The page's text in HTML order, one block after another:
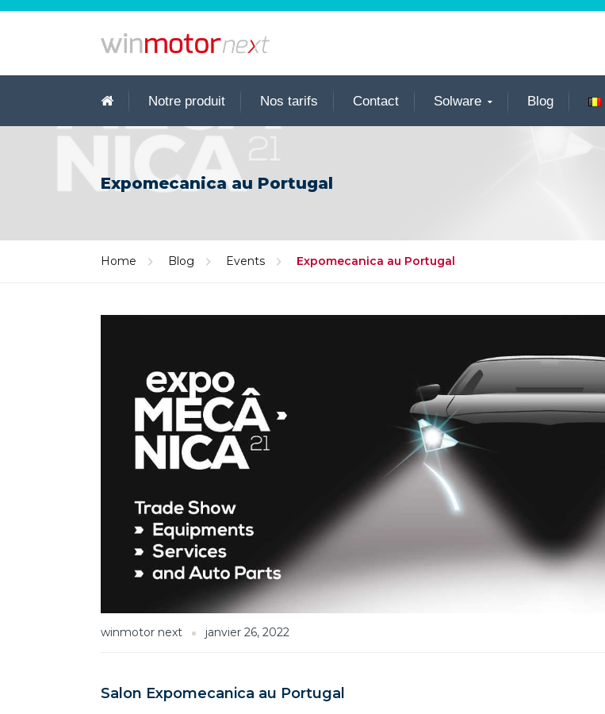
Notre produit Nos tarifs Contact Solware Blog
Expomecanica au Portugal
Home Blog Events Expomecanica au Portugal
winmotor next janvier 26, 2022
Salon Expomecanica au Portugal